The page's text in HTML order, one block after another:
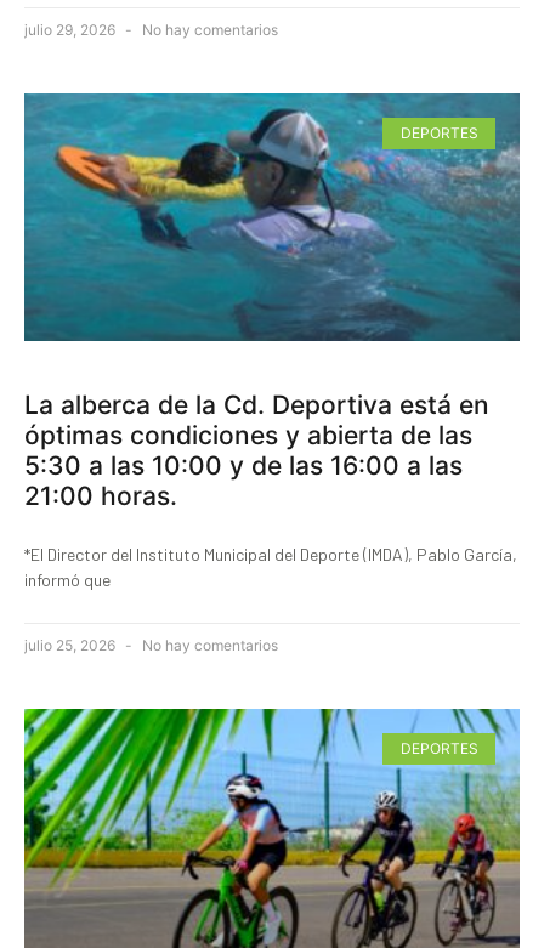
julio 29, 2026 No hay comentarios
DEPORTES
La alberca de la Cd. Deportiva está en
óptimas condiciones y abierta de las
5:30 a las 10:00 y de las 16:00 a las
21:00 horas.
*El Director del Instituto Municipal del Deporte (IMDA), Pablo García,
informó que
julio 25, 2026 No hay comentarios
DEPORTES